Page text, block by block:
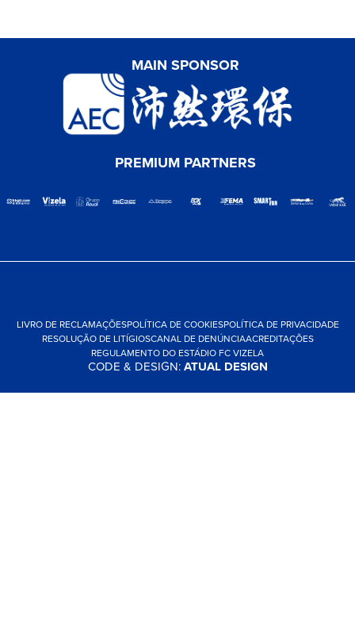
MAIN SPONSOR
PREMIUM PARTNERS
LIVRO DE RECLAMAÇÕESPOLÍTICA DE COOKIESPOLÍTICA DE PRIVACIDADE
RESOLUÇÃO DE LITÍGIOSCANAL DE DENÚNCIAACREDITAÇÕES
REGULAMENTO DO ESTÁDIO FC VIZELA
CODE & DESIGN:ATUAL DESIGN